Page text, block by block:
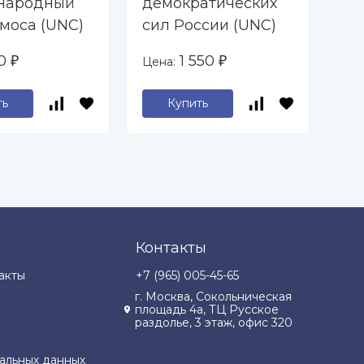
(UNC)
₽
сил России (UNC)
Цена: 1 550 ₽
Купить
данных
Контакты
+7 (965) 005-45-65
г. Москва, Сокольническая
площадь 4а, ТЦ Русское
раздолье, 3 этаж, офис 320